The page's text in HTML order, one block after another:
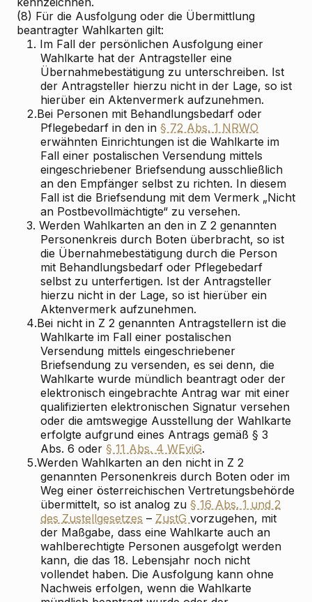
(8) Für die Ausfolgung oder die Übermittlung
beantragter Wahlkarten gilt:
1. Im Fall der persönlichen Ausfolgung einer
Wahlkarte hat der Antragsteller eine
Übernahmebestätigung zu unterschreiben. Ist
der Antragsteller hierzu nicht in der Lage, so ist
hierüber ein Aktenvermerk aufzunehmen.
2.Bei Personen mit Behandlungsbedarf oder
Pflegebedarf in den in § 72 Abs. 1 NRWO
erwähnten Einrichtungen ist die Wahlkarte im
Fall einer postalischen Versendung mittels
eingeschriebener Briefsendung ausschließlich
an den Empfänger selbst zu richten. In diesem
Fall ist die Briefsendung mit dem Vermerk „Nicht
an Postbevollmächtigte“ zu versehen.
3. Werden Wahlkarten an den in Z 2 genannten
Personenkreis durch Boten überbracht, so ist
die Übernahmebestätigung durch die Person
mit Behandlungsbedarf oder Pflegebedarf
selbst zu unterfertigen. Ist der Antragsteller
hierzu nicht in der Lage, so ist hierüber ein
Aktenvermerk aufzunehmen.
4.Bei nicht in Z 2 genannten Antragstellern ist die
Wahlkarte im Fall einer postalischen
Versendung mittels eingeschriebener
Briefsendung zu versenden, es sei denn, die
Wahlkarte wurde mündlich beantragt oder der
elektronisch eingebrachte Antrag war mit einer
qualifizierten elektronischen Signatur versehen
oder die amtswegige Ausstellung der Wahlkarte
erfolgte aufgrund eines Antrags gemäß § 3
Abs. 6 oder § 11 Abs. 4 WEviG.
5.Werden Wahlkarten an den nicht in Z 2
genannten Personenkreis durch Boten oder im
Weg einer österreichischen Vertretungsbehörde
übermittelt, so ist analog zu § 16 Abs. 1 und 2
des Zustellgesetzes – ZustG vorzugehen, mit
der Maßgabe, dass eine Wahlkarte auch an
wahlberechtigte Personen ausgefolgt werden
kann, die das 18. Lebensjahr noch nicht
vollendet haben. Die Ausfolgung kann ohne
Nachweis erfolgen, wenn die Wahlkarte